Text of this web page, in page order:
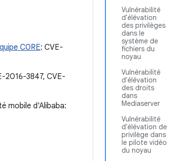
Vulnérabilité
d'élévation
des privilèges
dans le
système de
fichiers du
noyau
Vulnérabilité
d'élévation
des droits
dans
Mediaserver
Vulnérabilité
d'élévation de
privilège dans
le pilote vidéo
du noyau
C0RE: CVE-
2016-3847, CVE-
mobile d'Alibaba: